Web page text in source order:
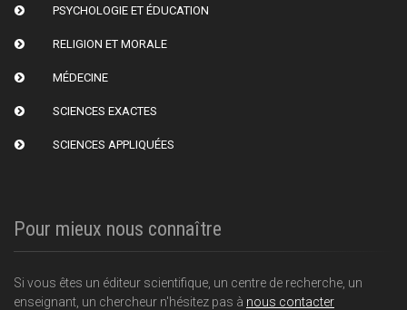
PSYCHOLOGIE ET ÉDUCATION
RELIGION ET MORALE
MÉDECINE
SCIENCES EXACTES
SCIENCES APPLIQUÉES
Pour mieux nous connaître
Si vous êtes un éditeur scientifique, un centre de recherche, un
enseignant, un chercheur n'hésitez pas à nous contacter